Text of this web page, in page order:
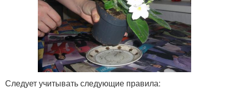
Следует учитывать следующие правила: